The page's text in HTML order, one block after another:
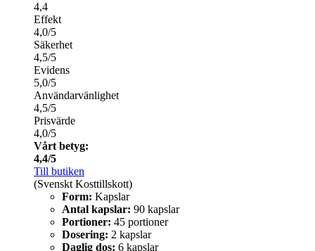
4,4
Effekt
4,0/5
Säkerhet
4,5/5
Evidens
5,0/5
Användarvänlighet
4,5/5
Prisvärde
4,0/5
Vårt betyg:
4,4/5
Till butiken
(Svenskt Kosttillskott)
Form: Kapslar
Antal kapslar: 90 kapslar
Portioner: 45 portioner
Dosering: 2 kapslar
Daglig dos: 6 kapslar